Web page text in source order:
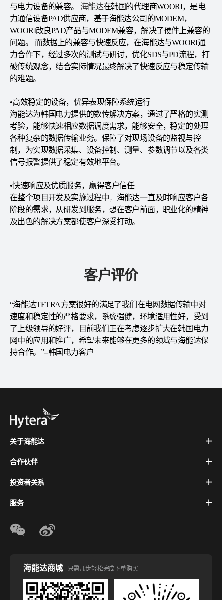
与电力设备的兼容。 海能达在韩国的代理商WOORI，是电
力通信设备PAD供应商，基于海能达公司的MODEM，
WOORI改良PAD产品与MODEM兼容，解决了硬件上兼容的
问题。 而数据上的兼容与快速反应，在海能达与WOORI通
力合作下，经过多次的测试与研讨，优化SDS与PD流程，打
破传统观念，结合实际情况最终解决了快速反应与稳定传输
的难题。
•高效稳定的设备，优异表现保障系统运行
海能达为韩国电力提供的数传解决方案，通过了严格的实测
考验，能够快速相应数据调度需求，能够安全，稳定的处理
各种复杂的数据传输业务。保障了对现场设备的监视与控
制，为实现数据采集、设备控制、测量、参数调节以及各类
信号报警提供了稳定有效地平台。
•快速响应及优质服务，赢得客户信任
在整个项目开发及实施过程中，海能达一直及时响应客户各
阶段的需求，从研发到服务，想在客户前面，职业化的精神
及出色的解决方案都使客户深受打动。
客户评价
“海能达TETRA方案很好的满足了我们在电网数据传输中对
速度和稳定性的严格要求，系统强健，环境适用性好，受到
了上级领导的好评，目前我们正在考虑逐步扩大在韩国电力
网中的应用和推广，希望未来能够在更多的领域与海能达保
持合作。”--韩国电力客户
关于海能达
合作伙伴
投资者关系
服务
海能达商城 只需几步轻松完成下单购买